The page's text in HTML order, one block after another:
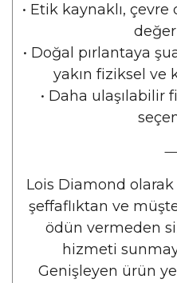
• Etik kaynaklı,
• Doğal pırlantaya
yakın fiziksel ve
• Daha ulaşılabilir
Lois Diamond
şeffaflıktan ve
ödün vermeden
hizmeti
Genişleyen ürün